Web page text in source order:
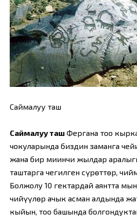
Саймалуу таш
Саймалуу таш Фергана тоо
чокуларында биздин заманга
жана бир миңинчи жылдар
таштарга чегилген сүрөттөр,
Болжолу 10 гектардай аянтта
чийүүлөр ачык асман алдында
кыйын, тоо башында